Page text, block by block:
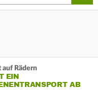
auf Rädern
EIN
AB